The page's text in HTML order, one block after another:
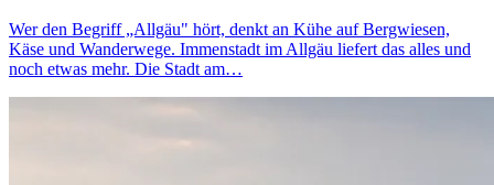
Wer den Begriff „Allgäu" hört, denkt an Kühe auf Bergwiesen,
Käse und Wanderwege. Immenstadt im Allgäu liefert das alles und
noch etwas mehr. Die Stadt am…